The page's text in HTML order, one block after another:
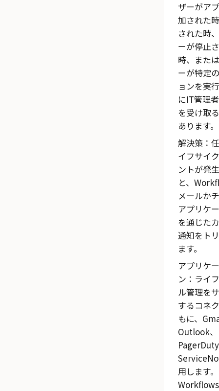
ザーがア
加された
された時
ーが停止
時、また
ーが特定
ョンを実
にIT管理
を受け取
あります。
解決策：
イフサイ
ントが発
と、
メールか
アプリケ
を通じた
通知をト
ます。
アプリケ
ン：ライ
ル管理を
するコネ
もに、
Outlook、
用します。